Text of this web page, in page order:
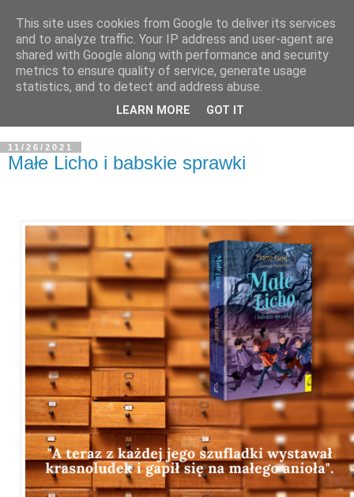
11/26/2021
Małe Licho i babskie sprawki
This site uses cookies from Google to deliver its services
and to analyze traffic. Your IP address and user-agent are
shared with Google along with performance and security
metrics to ensure quality of service, generate usage
statistics, and to detect and address abuse.
LEARN MORE GOT IT